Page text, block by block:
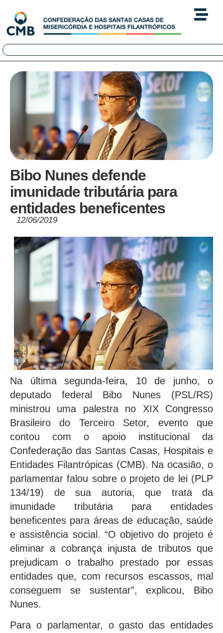
Bibo Nunes defende
imunidade tributária para
entidades beneficentes
12/06/2019
Na última segunda-feira, 10 de junho, o
deputado federal Bibo Nunes (PSL/RS)
ministrou uma palestra no XIX Congresso
Brasileiro do Terceiro Setor, evento que
contou com o apoio institucional da
Confederação das Santas Casas, Hospitais e
Entidades Filantrópicas (CMB). Na ocasião, o
parlamentar falou sobre o projeto de lei (PLP
134/19) de sua autoria, que trata da
imunidade tributária para entidades
beneficentes para áreas de educação, saúde
e assistência social. “O objetivo do projeto é
eliminar a cobrança injusta de tributos que
prejudicam o trabalho prestado por essas
entidades que, com recursos escassos, mal
conseguem se sustentar”, explicou, Bibo
Nunes.
Para o parlamentar, o gasto das entidades